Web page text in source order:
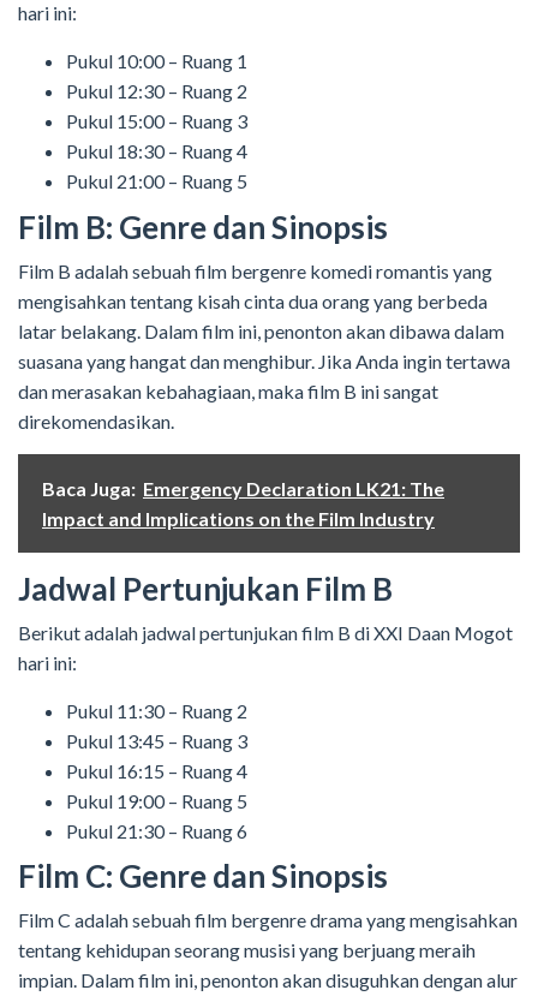
hari ini:
Pukul 10:00 – Ruang 1
Pukul 12:30 – Ruang 2
Pukul 15:00 – Ruang 3
Pukul 18:30 – Ruang 4
Pukul 21:00 – Ruang 5
Film B: Genre dan Sinopsis
Film B adalah sebuah film bergenre komedi romantis yang
mengisahkan tentang kisah cinta dua orang yang berbeda
latar belakang. Dalam film ini, penonton akan dibawa dalam
suasana yang hangat dan menghibur. Jika Anda ingin tertawa
dan merasakan kebahagiaan, maka film B ini sangat
direkomendasikan.
Baca Juga: Emergency Declaration LK21: The
Impact and Implications on the Film Industry
Jadwal Pertunjukan Film B
Berikut adalah jadwal pertunjukan film B di XXI Daan Mogot
hari ini:
Pukul 11:30 – Ruang 2
Pukul 13:45 – Ruang 3
Pukul 16:15 – Ruang 4
Pukul 19:00 – Ruang 5
Pukul 21:30 – Ruang 6
Film C: Genre dan Sinopsis
Film C adalah sebuah film bergenre drama yang mengisahkan
tentang kehidupan seorang musisi yang berjuang meraih
impian. Dalam film ini, penonton akan disuguhkan dengan alur